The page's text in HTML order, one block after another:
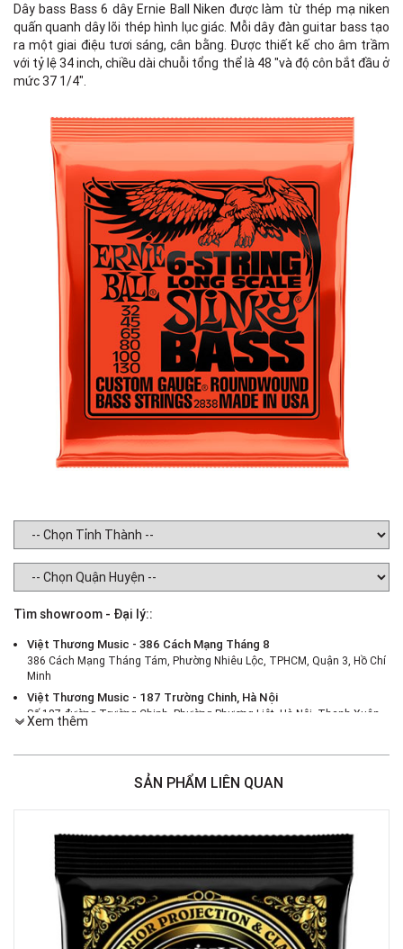
Dây bass Bass 6 dây Ernie Ball Niken được làm từ thép mạ niken
quấn quanh dây lõi thép hình lục giác. Mỗi dây đàn guitar bass tạo
ra một giai điệu tươi sáng, cân bằng. Được thiết kế cho âm trầm
với tỷ lệ 34 inch, chiều dài chuỗi tổng thể là 48 "và độ côn bắt đầu ở
mức 37 1/4".
Tìm showroom - Đại lý::
Việt Thương Music - 386 Cách Mạng Tháng 8
386 Cách Mạng Tháng Tám, Phường Nhiêu Lộc, TPHCM, Quận 3, Hồ Chí
Minh
Việt Thương Music - 187 Trường Chinh, Hà Nội
Số 187 đường Trường Chinh, Phường Phương Liệt, Hà Nội, Thanh Xuân ,
Hà Nội
Việt Thương Music - 46 Hào Nam
Việt Thương Music - Crescent Mall
Việt Thương Music - 180 Võ Thị Sáu
180B Võ Thị Sáu, Phường Xuân Hòa, TPHCM, Quận 3, Hồ Chí Minh
Việt Thương Music - 369 Điện Biên Phủ
369 Điện Biên Phủ, Phường Bàn Cờ, TPHCM, Quận 3, Hồ Chí Minh
Việt Thương Music - 102Q An Dương Vương
102Q Đường An Dương Vương, Phường An Đông, TPHCM, Quận 5, Hồ Chí
Xem thêm
SẢN PHẨM LIÊN QUAN